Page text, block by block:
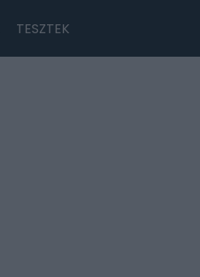
TESZTEK